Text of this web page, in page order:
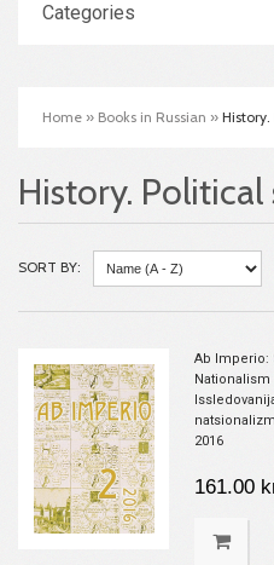
Categories
Home » Books in Russian »
History. Political
SORT BY:
Ab Imperio:
Nationalism
2016
161.00